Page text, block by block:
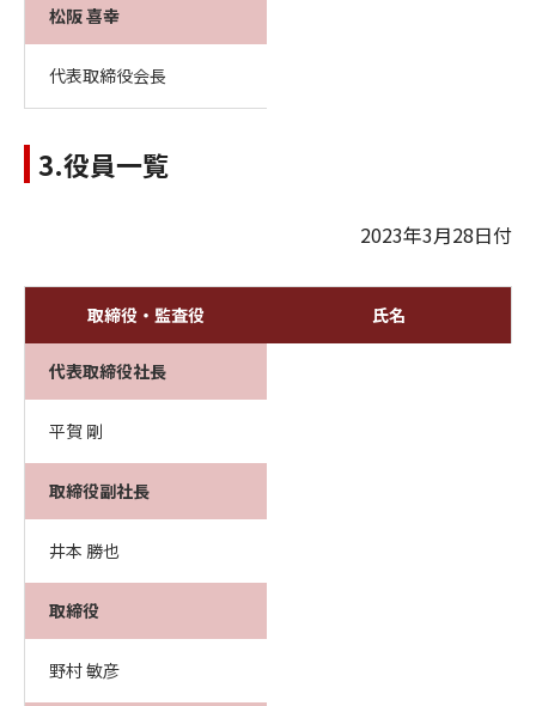
松阪 喜幸
代表取締役会長
3.役員一覧
2023年3月28日付
取締役・監査役 氏名
代表取締役社長
平賀 剛
取締役副社長
井本 勝也
取締役
野村 敏彦